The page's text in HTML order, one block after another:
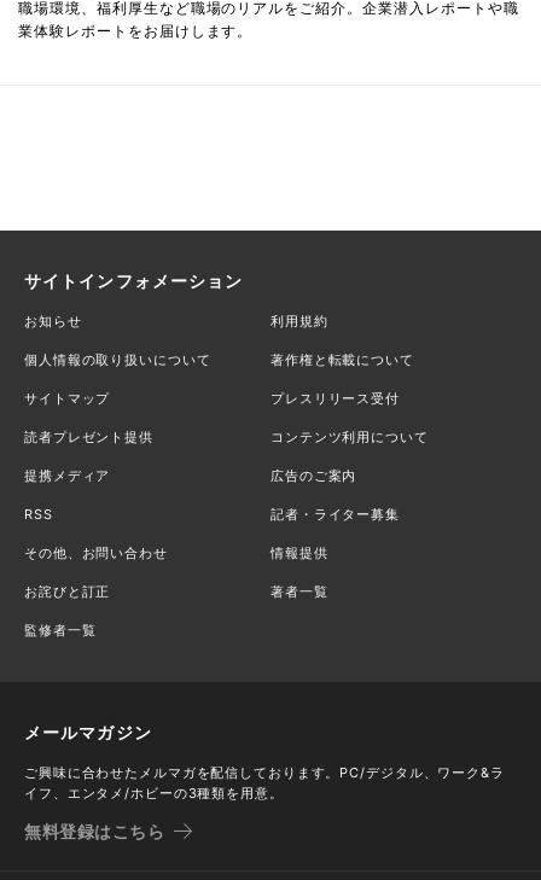
職場環境、福利厚生など職場のリアルをご紹介。企業潜入レポートや職
業体験レポートをお届けします。
サイトインフォメーション
お知らせ 利用規約
個人情報の取り扱いについて 著作権と転載について
サイトマップ プレスリリース受付
読者プレゼント提供 コンテンツ利用について
提携メディア 広告のご案内
RSS 記者・ライター募集
その他、お問い合わせ 情報提供
お詫びと訂正 著者一覧
監修者一覧
メールマガジン
ご興味に合わせたメルマガを配信しております。PC/デジタル、ワーク&ラ
イフ、エンタメ/ホビーの3種類を用意。
無料登録はこちら